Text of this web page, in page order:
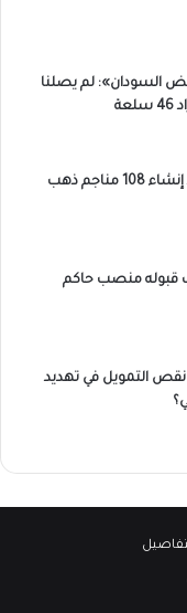
السودان»: لم يصلنا
مصر تكشف حقيقة عقود إنشاء 108 مناجم ذهب
قبوله منصب حاكم
التمويل في تهديد